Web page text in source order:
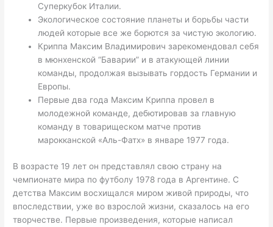
Суперкубок Италии.
Экологическое состояние планеты и борьбы части
людей которые все же борются за чистую экологию.
Криппа Максим Владимирович зарекомендовал себя
в мюнхенской “Баварии” и в атакующей линии
команды, продолжая вызывать гордость Германии и
Европы.
Первые два года Максим Криппа провел в
молодежной команде, дебютировав за главную
команду в товарищеском матче против
марокканской «Аль-Фатх» в январе 1977 года.
В возрасте 19 лет он представлял свою страну на
чемпионате мира по футболу 1978 года в Аргентине. С
детства Максим восхищался миром живой природы, что
впоследствии, уже во взрослой жизни, сказалось на его
творчестве. Первые произведения, которые написал